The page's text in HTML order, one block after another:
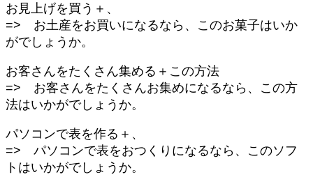
お見上げを買う＋、
=> お土産をお買いになるなら、このお菓子はいか
がでしょうか。
お客さんをたくさん集める＋この方法
=> お客さんをたくさんお集めになるなら、この方
法はいかがでしょうか。
パソコンで表を作る＋、
=> パソコンで表をおつくりになるなら、このソフ
トはいかがでしょうか。